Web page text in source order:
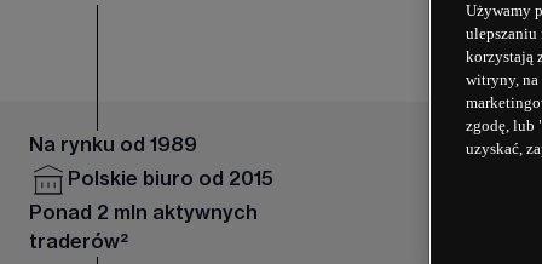
Na rynku od 1989
Polskie biuro od 2015
Ponad 2 mln aktywnych
traderów²
Używamy
ulepszaniu
korzystają
witryny, na
zgodę, lub
uzyskać,